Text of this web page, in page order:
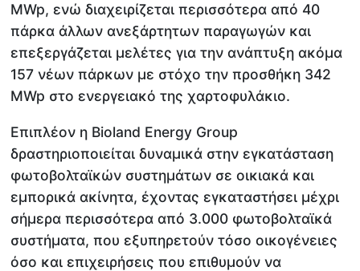
MWp, ενώ διαχειρίζεται περισσότερα από 40
πάρκα άλλων ανεξάρτητων παραγωγών και
επεξεργάζεται μελέτες για την ανάπτυξη ακόμα
157 νέων πάρκων με στόχο την προσθήκη 342
MWp στο ενεργειακό της χαρτοφυλάκιο.
Επιπλέον η Bioland Energy Group
δραστηριοποιείται δυναμικά στην εγκατάσταση
φωτοβολταϊκών συστημάτων σε οικιακά και
εμπορικά ακίνητα, έχοντας εγκαταστήσει μέχρι
σήμερα περισσότερα από 3.000 φωτοβολταϊκά
συστήματα, που εξυπηρετούν τόσο οικογένειες
όσο και επιχειρήσεις που επιθυμούν να